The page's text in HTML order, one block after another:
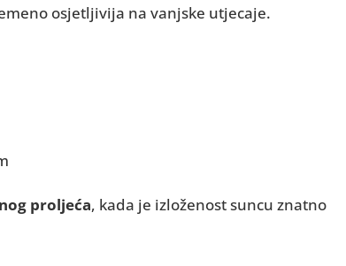
osjetljivija na vanjske utjecaje.
proljeća, kada je izloženost suncu znatno